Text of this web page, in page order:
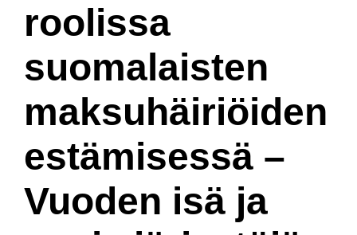
roolissa
suomalaisten
maksuhäiriöiden
estämisessä –
Vuoden isä ja